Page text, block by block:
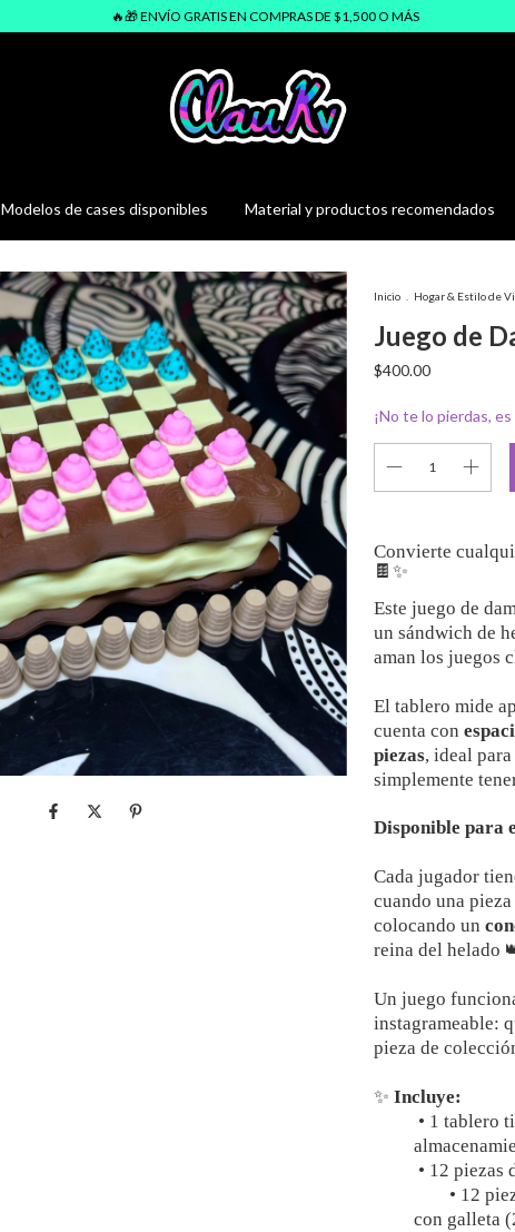
🔥🎁 ENVÍO GRATIS EN COMPRAS DE $1,500 O MÁS
Modelos de cases disponibles Material y productos recomendados
Inicio Hogar & Estilo de
Juego de
$400.00
¡No te lo pierdas,
Convierte
🍫✨
Este juego de
un sándwich de
aman los juegos
El tablero mide
cuenta con
piezas, ideal
simplemente
Disponible para
Cada jugador
cuando una
colocando un
reina del helado
Un juego
instagrameable:
pieza de
✨ Incluye:
• 1 tablero
• 12 piezas
• 12
con galleta